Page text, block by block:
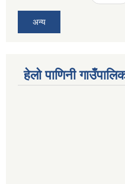
अन्य
हेलो पाणिनी